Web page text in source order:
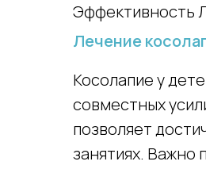
Эффективность
Лечение
Косолапие у
совместных
позволяет
занятиях. Важно